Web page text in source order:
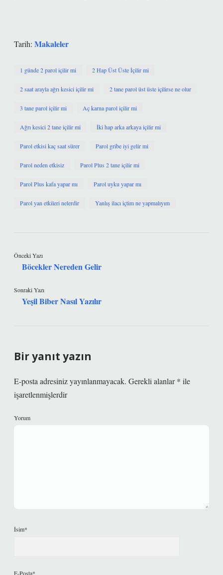
Tarih: Makaleler
1 günde 2 parol içilir mi 2 Hap Üst Üste İçilir mi
2 saat arayla ağrı kesici içilir mi 2 tane parol üst üste içilirse ne olur
3 tane parol içilir mi Aç karna parol içilir mi
Ağrı kesici 2 tane içilir mi İki hap arka arkaya içilir mi
Parol etkisi kaç saat sürer Parol gribe iyi gelir mi
Parol neden etkisiz Parol Plus 2 tane içilir mi
Parol Plus kafa yapar mı Parol uyku yapar mı
Parol yan etkileri nelerdir Yanlış ilacı içtim ne yapmalıyım
Önceki Yazı
Böcekler Nereden Gelir
Sonraki Yazı
Yeşil Biber Nasıl Yazılır
Bir yanıt yazın
E-posta adresiniz yayınlanmayacak. Gerekli alanlar* ile
işaretlenmişlerdir
Yorum
İsim*
E-Posta*